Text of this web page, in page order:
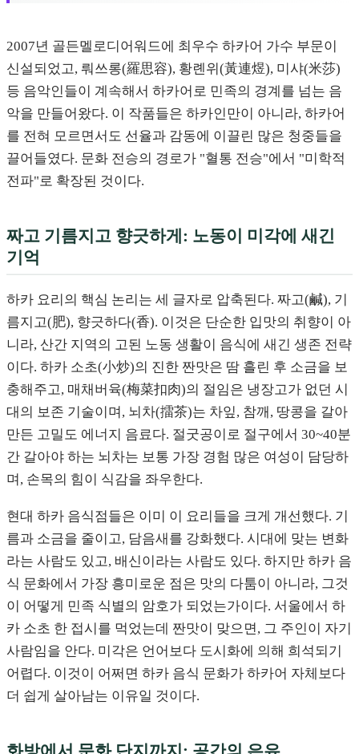
2007년 골든멜로디어워드에 최우수 하카어 가수 부문이
신설되었고, 뤄쓰롱(羅思容), 황롄위(黃連煜), 미샤(米莎)
등 음악인들이 계속해서 하카어로 민족의 경계를 넘는 음
악을 만들어왔다. 이 작품들은 하카인만이 아니라, 하카어
를 전혀 모르면서도 선율과 감동에 이끌린 많은 청중들을
끌어들였다. 문화 전승의 경로가 "혈통 전승"에서 "미학적
전파"로 확장된 것이다.
짜고 기름지고 향긋하게: 노동이 미각에 새긴
기억
하카 요리의 핵심 논리는 세 글자로 압축된다. 짜고(鹹), 기
름지고(肥), 향긋하다(香). 이것은 단순한 입맛의 취향이 아
니라, 산간 지역의 고된 노동 생활이 음식에 새긴 생존 전략
이다. 하카 소초(小炒)의 진한 짠맛은 땀 흘린 후 소금을 보
충해주고, 매채버육(梅菜扣肉)의 절임은 냉장고가 없던 시
대의 보존 기술이며, 뇌차(擂茶)는 차잎, 참깨, 땅콩을 갈아
만든 고밀도 에너지 음료다. 절굿공이로 절구에서 30~40분
간 갈아야 하는 뇌차는 보통 가장 경험 많은 여성이 담당하
며, 손목의 힘이 식감을 좌우한다.
현대 하카 음식점들은 이미 이 요리들을 크게 개선했다. 기
름과 소금을 줄이고, 담음새를 강화했다. 시대에 맞는 변화
라는 사람도 있고, 배신이라는 사람도 있다. 하지만 하카 음
식 문화에서 가장 흥미로운 점은 맛의 다툼이 아니라, 그것
이 어떻게 민족 식별의 암호가 되었는가이다. 서울에서 하
카 소초 한 접시를 먹었는데 짠맛이 맞으면, 그 주인이 자기
사람임을 안다. 미각은 언어보다 도시화에 의해 희석되기
어렵다. 이것이 어쩌면 하카 음식 문화가 하카어 자체보다
더 쉽게 살아남는 이유일 것이다.
화방에서 문화 단지까지: 공간의 은유